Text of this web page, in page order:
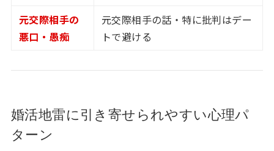
元交際相手の
悪口・愚痴
元交際相手の話・特に批判はデー
トで避ける
婚活地雷に引き寄せられやすい心理パ
ターン